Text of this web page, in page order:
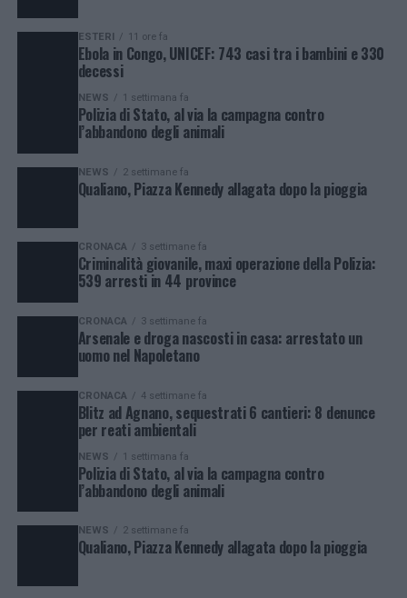
ESTERI 11 ore fa
Ebola in Congo, UNICEF: 743 casi tra i bambini e 330
decessi
NEWS 1 settimana fa
Polizia di Stato, al via la campagna contro
l’abbandono degli animali
NEWS 2 settimane fa
Qualiano, Piazza Kennedy allagata dopo la pioggia
CRONACA 3 settimane fa
Criminalità giovanile, maxi operazione della Polizia:
539 arresti in 44 province
CRONACA 3 settimane fa
Arsenale e droga nascosti in casa: arrestato un
uomo nel Napoletano
CRONACA 4 settimane fa
Blitz ad Agnano, sequestrati 6 cantieri: 8 denunce
per reati ambientali
NEWS 1 settimana fa
Polizia di Stato, al via la campagna contro
l’abbandono degli animali
NEWS 2 settimane fa
Qualiano, Piazza Kennedy allagata dopo la pioggia